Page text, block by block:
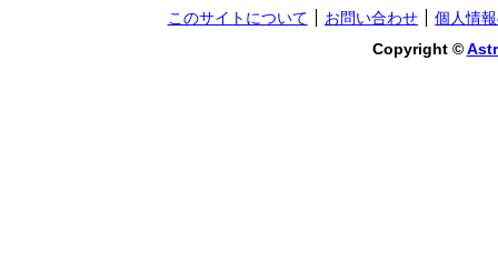
このサイトについて お問い合わせ
個人情
Copyright ©